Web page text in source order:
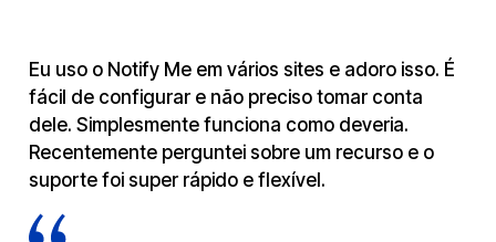
Eu uso o Notify Me em vários sites e adoro isso. É
fácil de configurar e não preciso tomar conta
dele. Simplesmente funciona como deveria.
Recentemente perguntei sobre um recurso e o
suporte foi super rápido e flexível.